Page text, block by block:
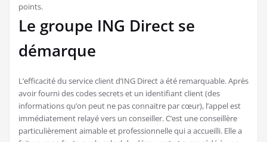
points.
Le groupe ING Direct se
démarque
L’efficacité du service client d’ING Direct a été remarquable. Après
avoir fourni des codes secrets et un identifiant client (des
informations qu’on peut ne pas connaitre par cœur), l’appel est
immédiatement relayé vers un conseiller. C’est une conseillère
particulièrement aimable et professionnelle qui a accueilli. Elle a